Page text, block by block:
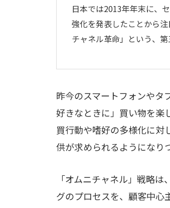
日本では2013年年末に、
強化を発表したことから
チャネル革命」という、
昨今のスマートフォンやタ
好きなときに」買い物を楽
買行動や嗜好の多様化に対
供が求められるようになり
「オムニチャネル」戦略
グのプロセスを、顧客中心